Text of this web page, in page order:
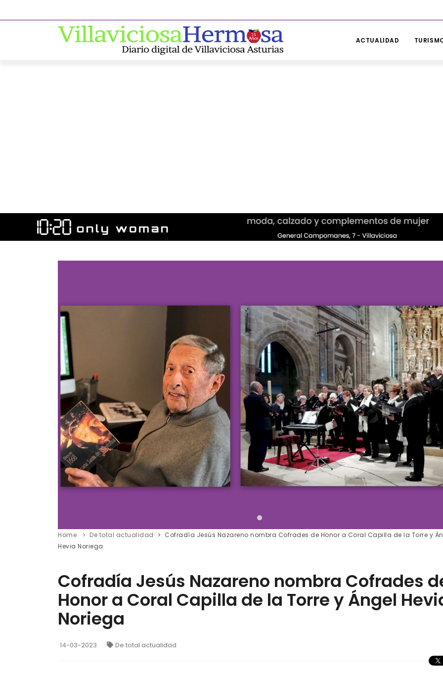
ACTUALIDAD
Home De total actualidad
Cofradía Jesús Nazareno nombra Cofrades de Honor a Coral Capilla de la Torre y
Hevia Noriega
Cofradía Jesús Nazareno nombra Cofrades
Honor a Coral Capilla de la Torre y Ángel
Noriega
14-03-2023 De total actualidad